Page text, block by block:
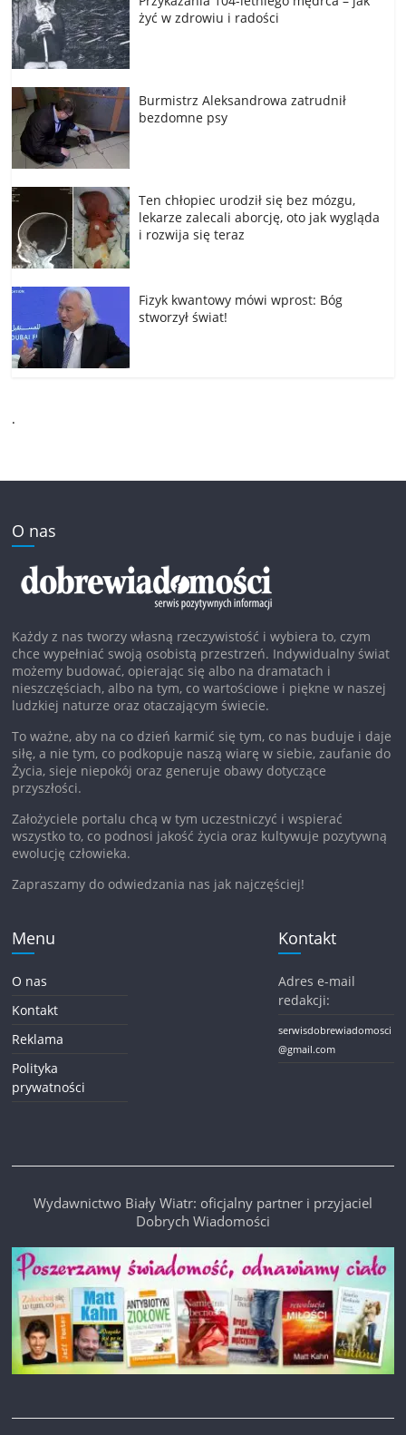
żyć w zdrowiu i radości
Burmistrz Aleksandrowa zatrudnił
bezdomne psy
Ten chłopiec urodził się bez mózgu,
lekarze zalecali aborcję, oto jak wygląda
i rozwija się teraz
Fizyk kwantowy mówi wprost: Bóg
stworzył świat!
.
O nas
Każdy z nas tworzy własną rzeczywistość i wybiera to, czym
chce wypełniać swoją osobistą przestrzeń. Indywidualny świat
możemy budować, opierając się albo na dramatach i
nieszczęściach, albo na tym, co wartościowe i piękne w naszej
ludzkiej naturze oraz otaczającym świecie.
To ważne, aby na co dzień karmić się tym, co nas buduje i daje
siłę, a nie tym, co podkopuje naszą wiarę w siebie, zaufanie do
Życia, sieje niepokój oraz generuje obawy dotyczące
przyszłości.
Założyciele portalu chcą w tym uczestniczyć i wspierać
wszystko to, co podnosi jakość życia oraz kultywuje pozytywną
ewolucję człowieka.
Zapraszamy do odwiedzania nas jak najczęściej!
Menu
O nas
Kontakt
Reklama
Polityka
prywatności
Kontakt
Adres e-mail
redakcji:
serwisdobrewiadomosci
@gmail.com
Wydawnictwo Biały Wiatr: oficjalny partner i przyjaciel
Dobrych Wiadomości